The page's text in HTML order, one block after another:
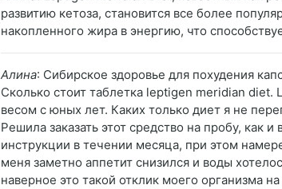
развитию кетоза, становится все более
накопленного жира в энергию, что
Алина: Сибирское здоровье для похудения
Сколько стоит таблетка leptigen meridian
весом с юных лет. Каких только диет я не
Решила заказать этот средство на пробу,
инструкции в течении месяца, при этом
меня заметно аппетит снизился и воды
наверное это такой отклик моего организма